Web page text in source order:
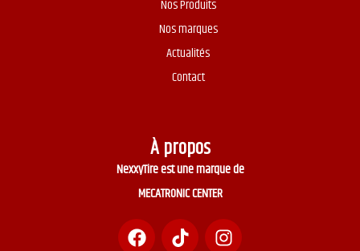
Nos Produits
Nos marques
Actualités
Contact
À propos
NexxyTire est une marque de
MECATRONIC CENTER